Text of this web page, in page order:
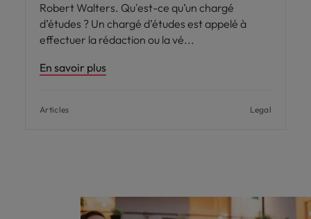
Robert Walters. Qu'est-ce qu’un chargé
d’études ? Un chargé d’études est appelé à
effectuer la rédaction ou la vé
En savoir plus
Articles Legal